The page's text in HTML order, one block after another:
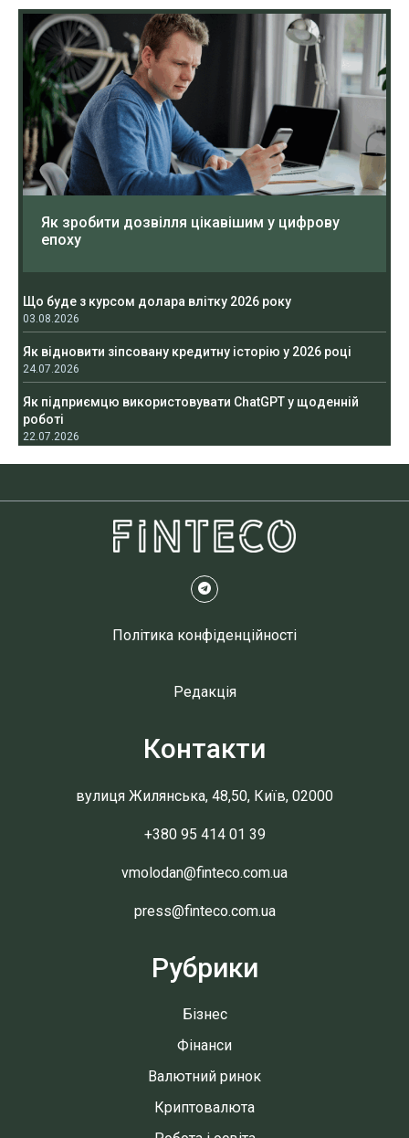
Як зробити дозвілля цікавішим у цифрову
епоху
Що буде з курсом долара влітку 2026 року
03.08.2026
Як відновити зіпсовану кредитну історію у 2026 році
24.07.2026
Як підприємцю використовувати ChatGPT у щоденній
роботі
22.07.2026
Політика конфіденційності
Редакція
Контакти
вулиця Жилянська, 48,50, Київ, 02000
+380 95 414 01 39
vmolodan@finteco.com.ua
press@finteco.com.ua
Рубрики
Бізнес
Фінанси
Валютний ринок
Криптовалюта